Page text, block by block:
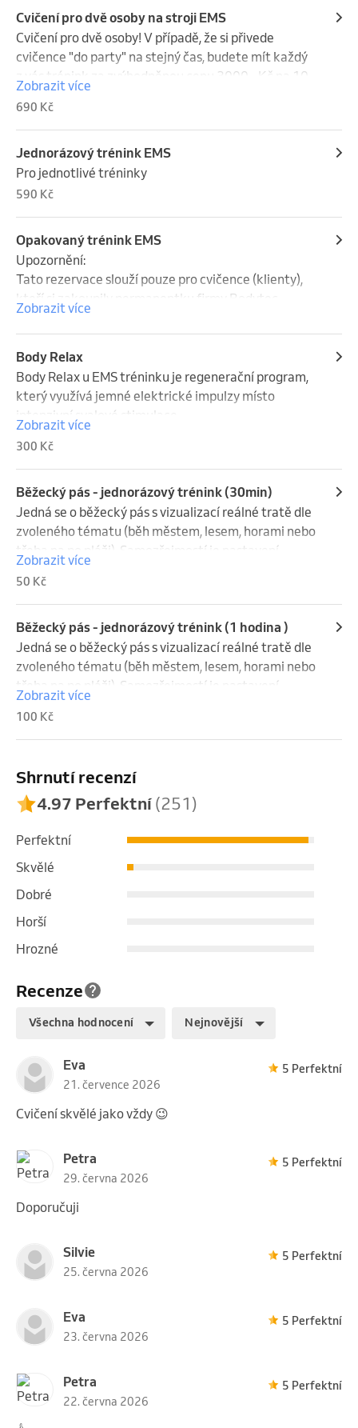
Cvičení pro dvě osoby na stroji EMS
Cvičení pro dvě osoby! V případě, že si přivede
cvičence "do party" na stejný čas, budete mít každý
z vás trénink za zvýhodněnou cenu 3000,- Kč na 10
tréninku. To znamená že jeden trénink je za 300 Kč
na osobu. Těším se na Vás
Zobrazit více
690 Kč
Jednorázový trénink EMS
Pro jednotlivé tréninky
590 Kč
Opakovaný trénink EMS
Upozornění:
Tato rezervace slouží pouze pro cvičence (klienty),
kteří si zakoupily permanentku firmy Bodytec
Bruntál k opakované rezervaci (balíček pro 5  a 10).
Zobrazit více
Body Relax
Body Relax u EMS tréninku je regenerační program,
který využívá jemné elektrické impulzy místo
intenzivní svalové stimulace.
Jeho hlavní účinky jsou:
uvolnění ztuhlých a přetížených svalů, podpora
regenerace po sportu nebo náročné fyzické práci,
zlepšení prokrvení svalů,
zmírnění pocitu svalové únavy a napětí, podpora
zotavení mezi tréninky.
Zobrazit více
300 Kč
Běžecký pás - jednorázový trénink (30min)
Jedná se o běžecký pás s vizualizací reálné tratě dle
zvoleného tématu (běh městem, lesem, horami nebo
třeba na po pláži). Samozřejmostí je nastavení
obtížnosti a sklon svahu až o 20 stupňů.
Zobrazit více
50 Kč
Běžecký pás - jednorázový trénink (1 hodina )
Jedná se o běžecký pás s vizualizací reálné tratě dle
zvoleného tématu (běh městem, lesem, horami nebo
třeba na po pláži). Samozřejmostí je nastavení
obtížnosti a sklon svahu až o 20 stupňů.
Zobrazit více
100 Kč
Recenze
Všechna hodnocení Nejnovější
Eva
21. července 2026
5 Perfektní
Cvičení skvělé jako vždy 😉
Petra
29. června 2026
5 Perfektní
Doporučuji
Silvie
25. června 2026
5 Perfektní
Eva
23. června 2026
5 Perfektní
Petra
22. června 2026
5 Perfektní
Shrnutí recenzí
4.97 Perfektní(251)
Perfektní
Skvělé
Dobré
Horší
Hrozné